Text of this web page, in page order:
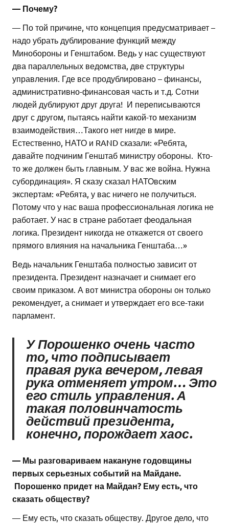
— Почему?
— По той причине, что концепция предусматривает –
надо убрать дублирование функций между
Минобороны и Генштабом. Ведь у нас существуют
два параллельных ведомства, две структуры
управления. Где все продублировано – финансы,
административно-финансовая часть и т.д. Сотни
людей дублируют друг друга! И переписываются
друг с другом, пытаясь найти какой-то механизм
взаимодействия…Такого нет нигде в мире.
Естественно, НАТО и RAND сказали: «Ребята,
давайте подчиним Генштаб министру обороны. Кто-
то же должен быть главным. У вас же война. Нужна
субординация». Я сказу сказал НАТОвским
экспертам: «Ребята, у вас ничего не получиться.
Потому что у нас ваша профессиональная логика не
работает. У нас в стране работает феодальная
логика. Президент никогда не откажется от своего
прямого влияния на начальника Генштаба…»
Ведь начальник Генштаба полностью зависит от
президента. Президент назначает и снимает его
своим приказом. А вот министра обороны он только
рекомендует, а снимает и утверждает его все-таки
парламент.
У Порошенко очень часто
то, что подписывает
правая рука вечером, левая
рука отменяет утром… Это
его стиль управления. А
такая половинчатость
действий президента,
конечно, порождает хаос.
— Мы разговариваем накануне годовщины
первых серьезных событий на Майдане.
Порошенко придет на Майдан? Ему есть, что
сказать обществу?
— Ему есть, что сказать обществу. Другое дело, что